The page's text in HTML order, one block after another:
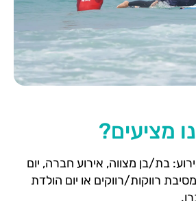
מציעים?
בת/בן מצווה, אירוע חברה, יום
רווקות/רווקים או יום הולדת